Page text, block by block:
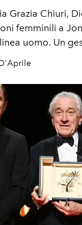
Grazia Chiuri,
femminili a
uomo. Un